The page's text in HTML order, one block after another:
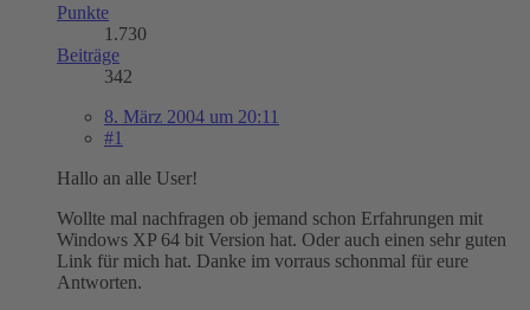
Punkte
1.730
Beiträge
342
8. März 2004 um 20:11
#1
Hallo an alle User!
Wollte mal nachfragen ob jemand schon Erfahrungen mit
Windows XP 64 bit Version hat. Oder auch einen sehr guten
Link für mich hat. Danke im vorraus schonmal für eure
Antworten.